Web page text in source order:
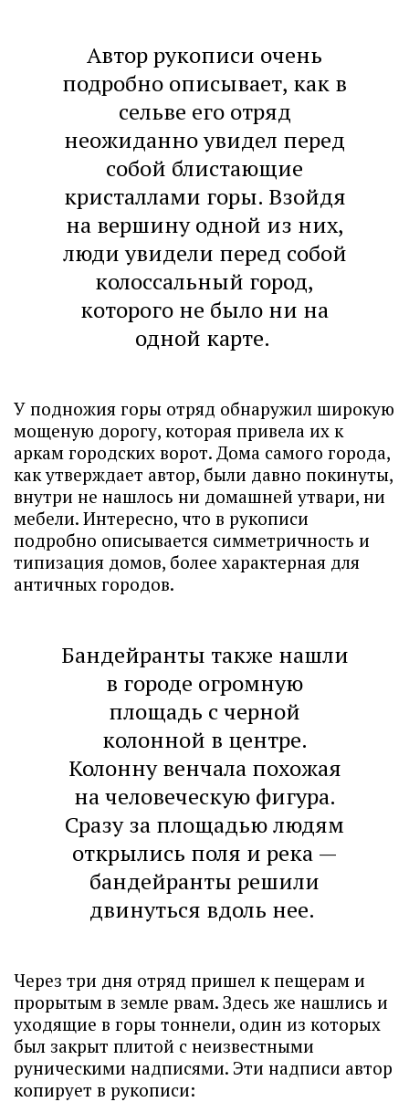
Автор рукописи очень
подробно описывает, как в
сельве его отряд
неожиданно увидел перед
собой блистающие
кристаллами горы. Взойдя
на вершину одной из них,
люди увидели перед собой
колоссальный город,
которого не было ни на
одной карте.
У подножия горы отряд обнаружил широкую
мощеную дорогу, которая привела их к
аркам городских ворот. Дома самого города,
как утверждает автор, были давно покинуты,
внутри не нашлось ни домашней утвари, ни
мебели. Интересно, что в рукописи
подробно описывается симметричность и
типизация домов, более характерная для
античных городов.
Бандейранты также нашли
в городе огромную
площадь с черной
колонной в центре.
Колонну венчала похожая
на человеческую фигура.
Сразу за площадью людям
открылись поля и река —
бандейранты решили
двинуться вдоль нее.
Через три дня отряд пришел к пещерам и
прорытым в земле рвам. Здесь же нашлись и
уходящие в горы тоннели, один из которых
был закрыт плитой с неизвестными
руническими надписями. Эти надписи автор
копирует в рукописи: